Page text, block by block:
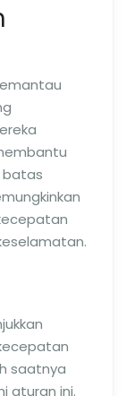
batas
saatnya
aturan ini.